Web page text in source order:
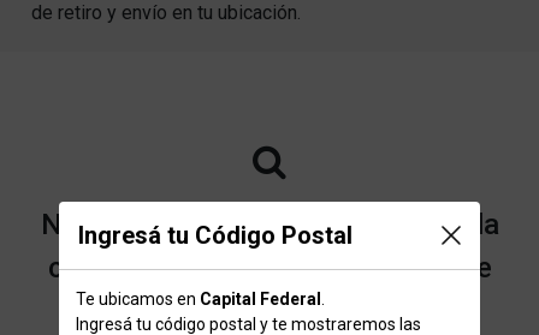
Ingresá tu Código Postal
Te ubicamos en Capital Federal
Ingresá tu código postal y te mostraremos las
de retiro y envío en tu ubicación.
No encontramos resultados para la
categoría "Vinchas y guantes" que
buscaste.